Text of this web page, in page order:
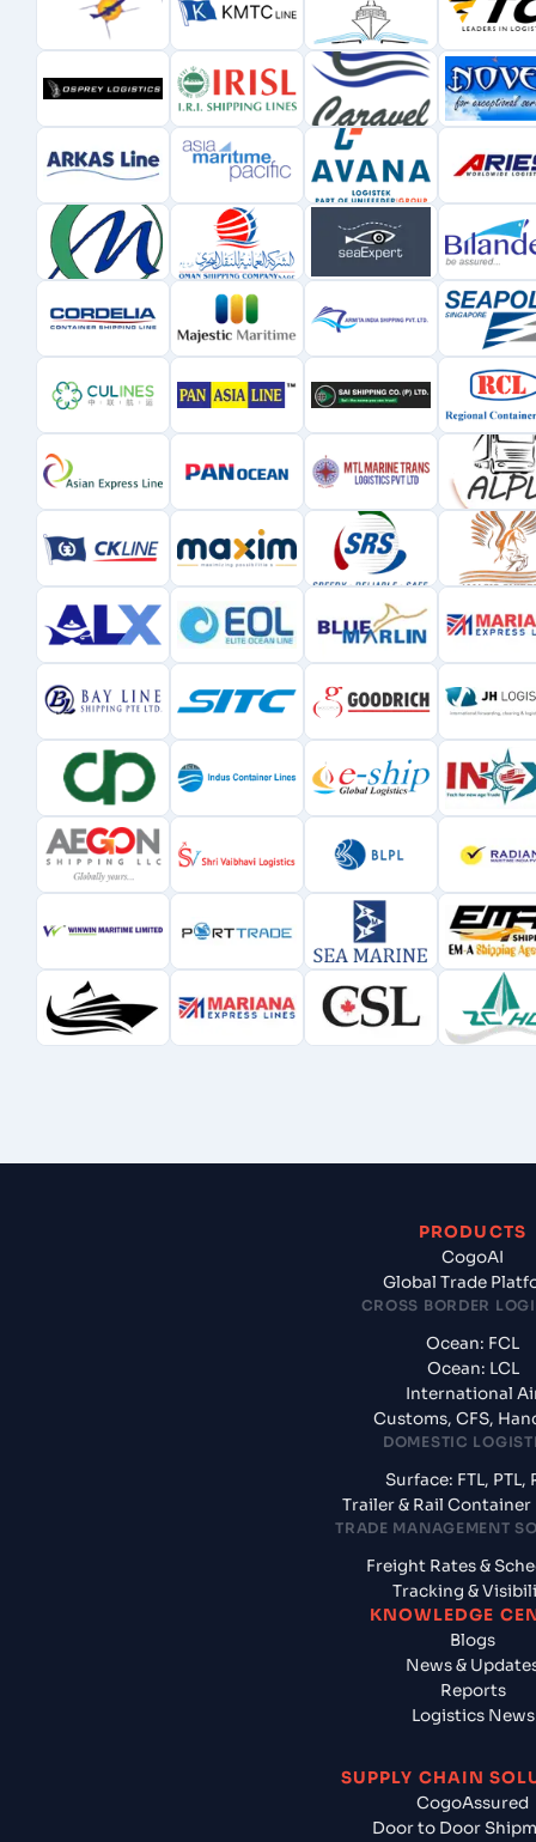
PRODUCTS
CogoAI
Global Trade
CROSS BORDER
Ocean: FCL
Ocean: LCL
International
Customs, CFS,
DOMESTIC
Surface: FTL, PTL,
Trailer & Rail Container
TRADE MANAGEMENT
Freight Rates &
Tracking &
KNOWLEDGE
Blogs
News &
Reports
Logistics News
SUPPLY CHAIN
CogoAssured
Door to Door